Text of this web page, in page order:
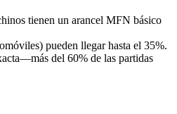
tienen un arancel MFN básico
pueden llegar hasta el 35%.
del 60% de las partidas